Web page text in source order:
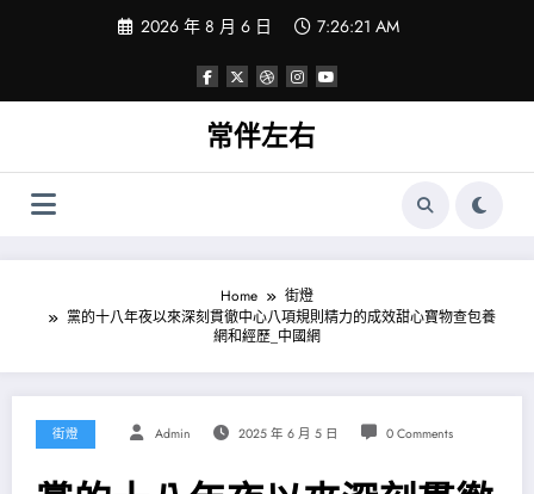
2026 年 8 月 6 日 7:26:22 AM
常伴左右
Home
街燈
黨的十八年夜以來深刻貫徹中心八項規則精力的成效甜心寶物查包養
網和經歷_中國網
街燈 Admin 2025 年 6 月 5 日 0 Comments